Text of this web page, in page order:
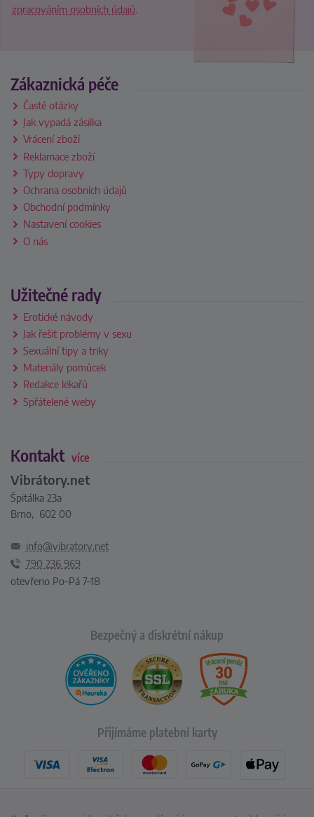
zpracováním osobních údajů.
Zákaznická péče
Časté otázky
Jak vypadá zásilka
Vrácení zboží
Reklamace zboží
Typy dopravy
Ochrana osobních údajů
Obchodní podmínky
Nastavení cookies
O nás
Užitečné rady
Erotické návody
Jak řešit problémy v sexu
Sexuální tipy a triky
Materiály pomůcek
Redakce lékařů
Spřátelené weby
Kontakt více
Vibrátory.net
Špitálka 23a
Brno, 602 00
info@vibratory.net
790 236 969
otevřeno Po–Pá 7–18
Bezpečný a diskrétní nákup
Přijímáme platební karty